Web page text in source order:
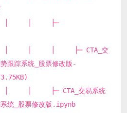
│ ├─
│ ├─ CTA_交
踪系统_股票修改版-
├─ CTA_交易系统
统_股票修改版.ipynb